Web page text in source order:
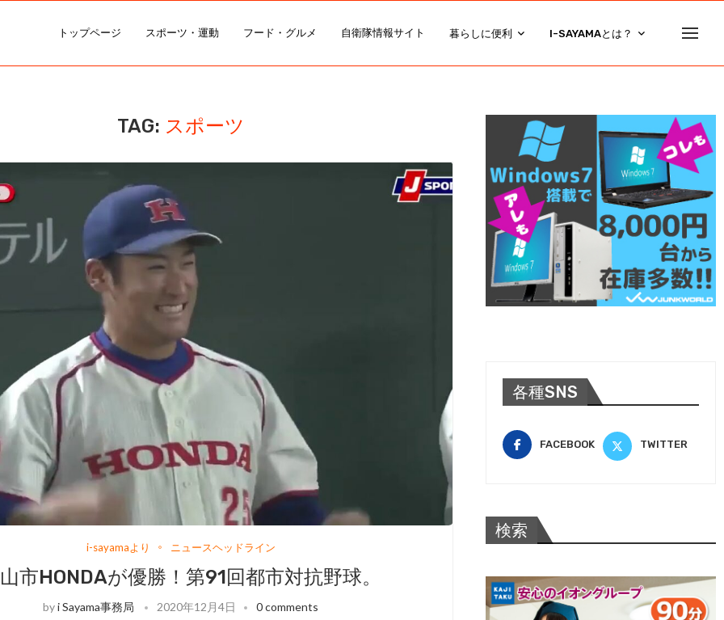
トップページ スポーツ・運動 フード・グルメ 自衛隊情報サイト 暮らしに便利 I-SAYAMAとは？
TAG: スポーツ
i-sayamaより ニュースヘッドライン
市HONDAが優勝！第91回都市対抗野球。
byi Sayama事務局 2020年12月4日 0 comments
各種SNS
FACEBOOK TWITTER
検索